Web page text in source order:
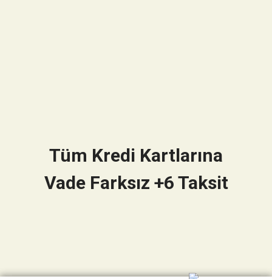
Tüm Kredi Kartlarına
Vade Farksız +6 Taksit